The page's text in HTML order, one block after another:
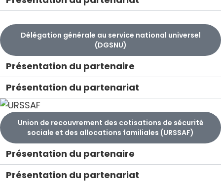
Délégation générale au service national universel
(DGSNU)
Présentation du partenaire
Présentation du partenariat
Union de recouvrement des cotisations de sécurité
sociale et des allocations familiales (URSSAF)
Présentation du partenaire
Présentation du partenariat